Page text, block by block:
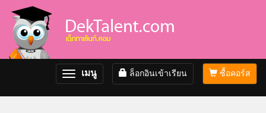
ซื้อคอร์ส
ล็อกอินเข้าเรียน
Toggle
navigation
เมนู